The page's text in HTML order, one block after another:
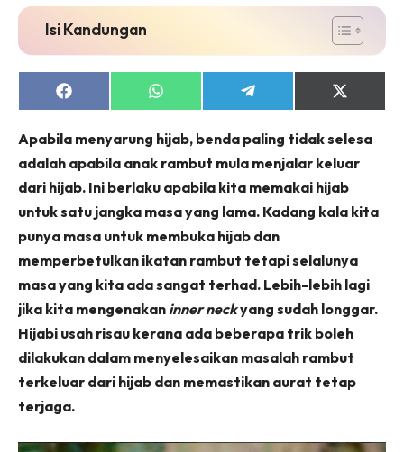
Isi Kandungan
Share
on
Share
on
Share
on
Share
on
(Twitter)
Apabila menyarung hijab, benda paling tidak selesa
adalah apabila anak rambut mula menjalar keluar
dari hijab. Ini berlaku apabila kita memakai hijab
untuk satu jangka masa yang lama. Kadang kala kita
punya masa untuk membuka hijab dan
memperbetulkan ikatan rambut tetapi selalunya
masa yang kita ada sangat terhad. Lebih-lebih lagi
jika kita mengenakan inner neckyang sudah longgar.
Hijabi usah risau kerana ada beberapa trik boleh
dilakukan dalam menyelesaikan masalah rambut
terkeluar dari hijab dan memastikan aurat tetap
terjaga.